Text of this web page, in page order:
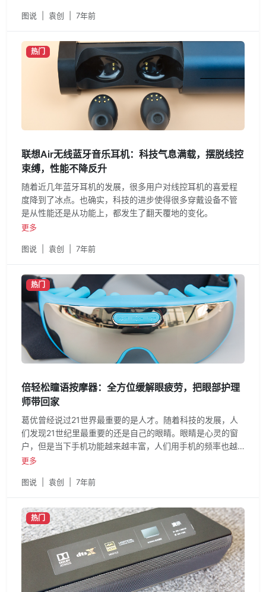
图说 袁创 7年前
热门
联想Air无线蓝牙音乐耳机：科技气息满载，摆脱线控
束缚，性能不降反升
随着近几年蓝牙耳机的发展，很多用户对线控耳机的喜爱程
度降到了冰点。也确实，科技的进步使得很多穿戴设备不管
是从性能还是从功能上，都发生了翻天覆地的变化。
更多
图说 袁创 7年前
热门
倍轻松瞳语按摩器：全方位缓解眼疲劳，把眼部护理
师带回家
葛优曾经说过21世界最重要的是人才。随着科技的发展，人
们发现21世纪里最重要的还是自己的眼睛。眼睛是心灵的窗
户，但是当下手机功能越来越丰富，人们用手机的频率也越
来越频繁了
更多
图说 袁创 7年前
热门